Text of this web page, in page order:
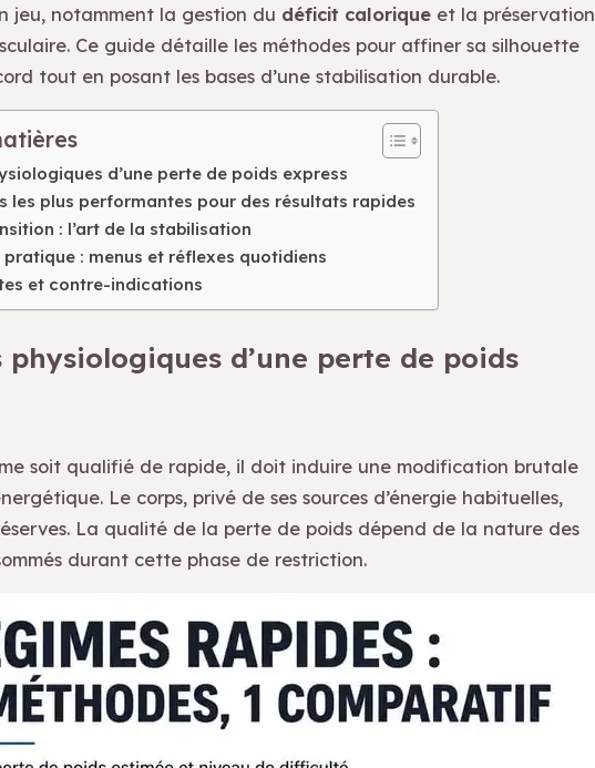
jeu, notamment la gestion du déficit calorique et la préservation
Ce guide détaille les méthodes pour affiner sa silhouette
tout en posant les bases d’une stabilisation durable.
d’une perte de poids express
les plus performantes pour des résultats rapides
: l’art de la stabilisation
: menus et réflexes quotidiens
et contre-indications
physiologiques d’une perte de poids
soit qualifié de rapide, il doit induire une modification brutale
Le corps, privé de ses sources d’énergie habituelles,
La qualité de la perte de poids dépend de la nature des
durant cette phase de restriction.